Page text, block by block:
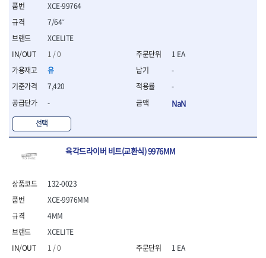
- 줄
공구함.공구집
- 공구함
- 탑체스터
- 플라스틱이동공구함
- 공구통
- 기타공구
- 공구가방
기타 작업공구
- 헤라
- 수리키트
- 핀
XCELITE
1 / 0
유
7,420
-
선택
XCE-99764
7/64˝
1 EA
-
-
NaN
육각드라이버 비트(교환식) 9976MM
132-0023
XCELITE
1 / 0
XCE-9976MM
4MM
1 EA